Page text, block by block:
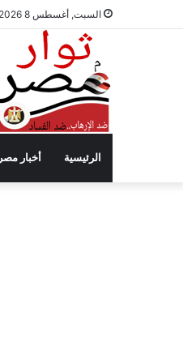
السبت, أغسطس 8 2026
الرئيسية أخبار مصر